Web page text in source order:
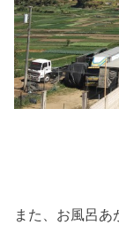
また、お風呂